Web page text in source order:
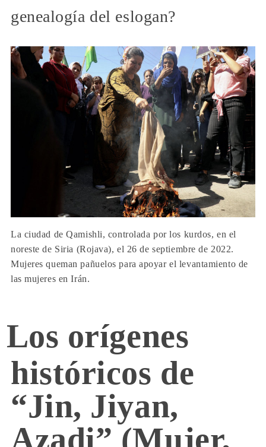
genealogía del eslogan?
La ciudad de Qamishli, controlada por los kurdos, en el
noreste de Siria (Rojava), el 26 de septiembre de 2022.
Mujeres queman pañuelos para apoyar el levantamiento de
las mujeres en Irán.
Los orígenes
históricos de
“Jin, Jiyan,
Azadi” (Mujer,